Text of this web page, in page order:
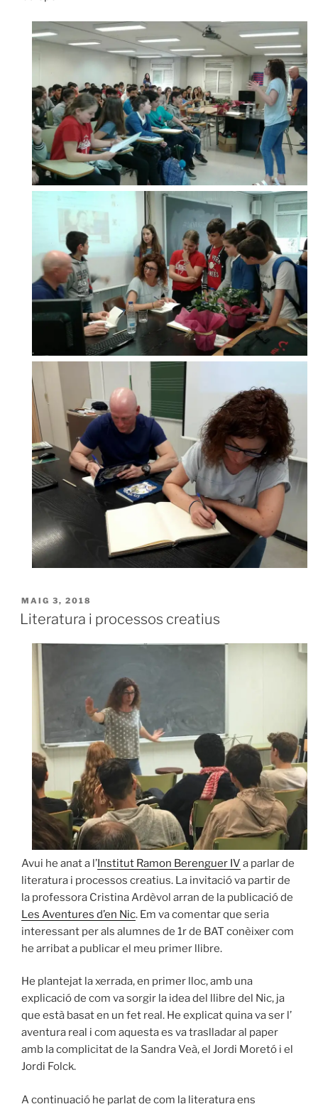
MAIG 3, 2018
Literatura i processos creatius
Avui he anat a l’Institut Ramon Berenguer IV a parlar de
literatura i processos creatius. La invitació va partir de
la professora Cristina Ardèvol arran de la publicació de
Les Aventures d’en Nic. Em va comentar que seria
interessant per als alumnes de 1r de BAT conèixer com
he arribat a publicar el meu primer llibre.
He plantejat la xerrada, en primer lloc, amb una
explicació de com va sorgir la idea del llibre del Nic, ja
que està basat en un fet real. He explicat quina va ser l’
aventura real i com aquesta es va traslladar al paper
amb la complicitat de la Sandra Veà, el Jordi Moretó i el
Jordi Folck.
A continuació he parlat de com la literatura ens